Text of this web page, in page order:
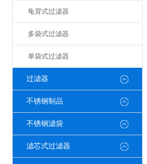
龟背式过滤器
多袋式过滤器
单袋式过滤器
过滤器
不锈钢制品
不锈钢滤袋
滤芯式过滤器